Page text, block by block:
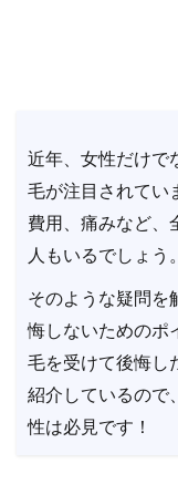
近年、女性だけで
毛が注目されてい
費用、痛みなど、
人もいるでしょう。
そのような疑問を
悔しないためのポ
毛を受けて後悔し
紹介しているので
性は必見です！